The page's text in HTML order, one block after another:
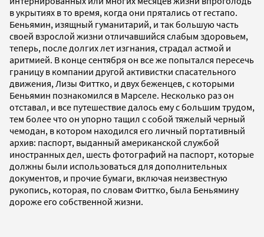
в укрытиях в то время, когда они прятались от гестапо.
Беньямин, изящный гуманитарий, и так большую часть
своей взрослой жизни отличавшийся слабым здоровьем,
теперь, после долгих лет изгнания, страдал астмой и
аритмией. В конце сентября он все же попытался пересечь
границу в компании другой активистки спасательного
движения, Лизы Фиттко, и двух беженцев, с которыми
Беньямин познакомился в Марселе. Несколько раз он
отставал, и все путешествие далось ему с большим трудом,
тем более что он упорно тащил с собой тяжелый черный
чемодан, в котором находился его личный портативный
архив: паспорт, выданный американской службой
иностранных дел, шесть фотографий на паспорт, которые
должны были использоваться для дополнительных
документов, и прочие бумаги, включая неизвестную
рукопись, которая, по словам Фиттко, была Беньямину
дороже его собственной жизни.